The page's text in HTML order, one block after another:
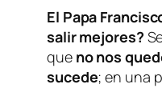
El Papa
salir mejores?
que no nos
sucede; en una